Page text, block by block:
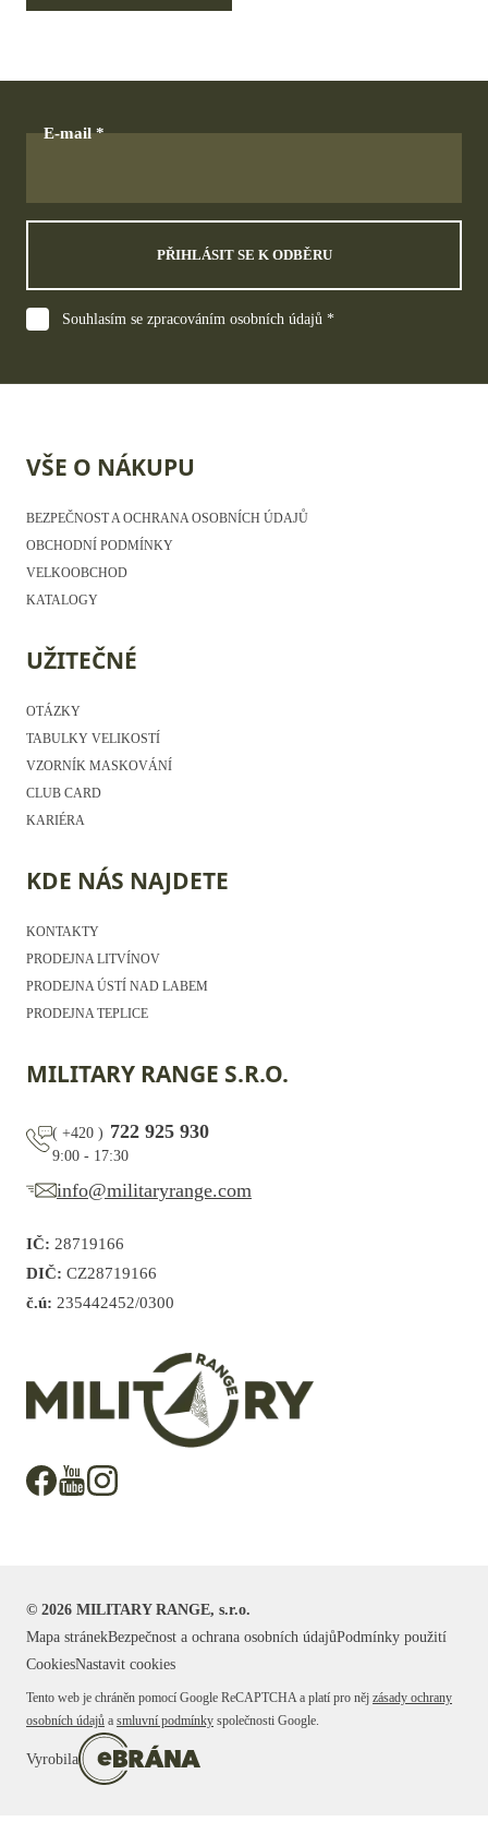
E-mail
PŘIHLÁSIT SE K ODBĚRU
Souhlasím se zpracováním osobních údajů *
VŠE O NÁKUPU
BEZPEČNOST A OCHRANA OSOBNÍCH ÚDAJŮ
OBCHODNÍ PODMÍNKY
VELKOOBCHOD
KATALOGY
UŽITEČNÉ
OTÁZKY
TABULKY VELIKOSTÍ
VZORNÍK MASKOVÁNÍ
CLUB CARD
KARIÉRA
KDE NÁS NAJDETE
KONTAKTY
PRODEJNA LITVÍNOV
PRODEJNA ÚSTÍ NAD LABEM
PRODEJNA TEPLICE
MILITARY RANGE S.R.O.
( +420 ) 722 925 930
9:00 - 17:30
info@militaryrange.com
IČ: 28719166
DIČ: CZ28719166
č.ú: 235442452/0300
© 2026 MILITARY RANGE, s.r.o.
Mapa stránekBezpečnost a ochrana osobních údajůPodmínky použití
CookiesNastavit cookies
Tento web je chráněn pomocí Google ReCAPTCHA a platí pro něj zásady ochrany
osobních údajů a smluvní podmínky společnosti Google.
Vyrobila